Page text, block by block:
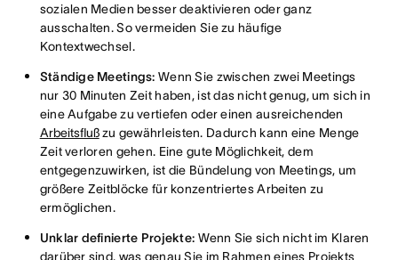
sozialen Medien besser deaktivieren oder ganz
ausschalten. So vermeiden Sie zu häufige
Kontextwechsel.
Ständige Meetings: Wenn Sie zwischen zwei Meetings
nur 30 Minuten Zeit haben, ist das nicht genug, um sich in
eine Aufgabe zu vertiefen oder einen ausreichenden
Arbeitsflußzu gewährleisten. Dadurch kann eine Menge
Zeit verloren gehen. Eine gute Möglichkeit, dem
entgegenzuwirken, ist die Bündelung von Meetings, um
größere Zeitblöcke für konzentriertes Arbeiten zu
ermöglichen.
Unklar definierte Projekte: Wenn Sie sich nicht im Klaren
darüber sind, was genau Sie im Rahmen eines Projekts